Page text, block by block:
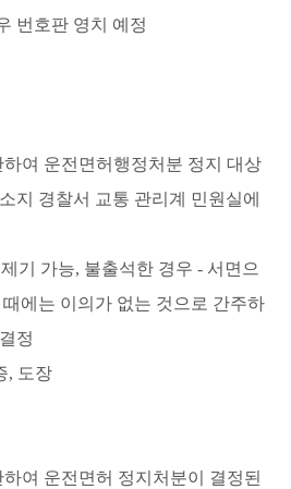
번호판 영치 예정
여 운전면허행정처분 정지 대상
지 경찰서 교통 관리계 민원실에
기 가능, 불출석한 경우 - 서면으
에는 이의가 없는 것으로 간주하
정
, 도장
여 운전면허 정지처분이 결정된